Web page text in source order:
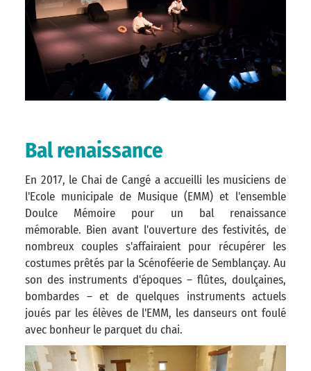
Bal renaissance
En 2017, le Chai de Cangé a accueilli les musiciens de
l'Ecole municipale de Musique (EMM) et l'ensemble
Doulce Mémoire pour un bal renaissance
mémorable. Bien avant l'ouverture des festivités, de
nombreux couples s'affairaient pour récupérer les
costumes prêtés par la Scénoféerie de Semblançay. Au
son des instruments d'époques – flûtes, doulçaines,
bombardes – et de quelques instruments actuels
joués par les élèves de l'EMM, les danseurs ont foulé
avec bonheur le parquet du chai.